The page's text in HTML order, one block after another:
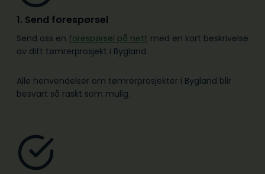
1. Send forespørsel
Send oss en forespørsel på nett med en kort beskrivelse
av ditt tømrerprosjekt i Bygland.
Alle henvendelser om tømrerprosjekter i Bygland blir
besvart så raskt som mulig.